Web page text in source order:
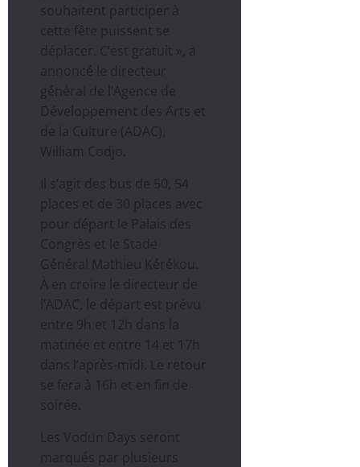
souhaitent participer à
cette fête puissent se
déplacer. C’est gratuit », a
annoncé le directeur
général de l’Agence de
Développement des Arts et
de la Culture (ADAC),
William Codjo.
Il s’agit des bus de 50, 54
places et de 30 places avec
pour départ le Palais des
Congrès et le Stade
Général Mathieu Kérékou.
À en croire le directeur de
l’ADAC, le départ est prévu
entre 9h et 12h dans la
matinée et entre 14 et 17h
dans l’après-midi. Le retour
se fera à 16h et en fin de
soirée.
Les Vodun Days seront
marqués par plusieurs